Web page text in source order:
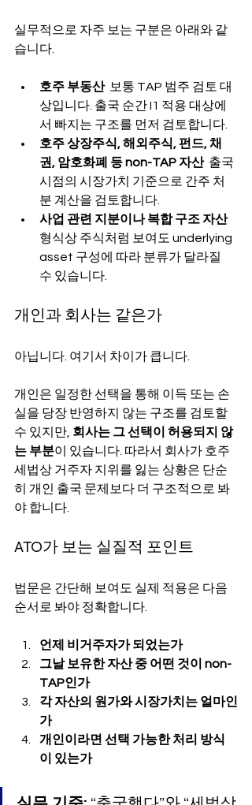
실무적으로 자주 보는 구분은 아래와 같
습니다.
호주 부동산
  보통 TAP 범주 검토 대
상입니다. 출국 순간 I1 적용 대상에
서 빠지는 구조를 먼저 검토합니다.
호주 상장주식, 해외주식, 펀드, 채
권, 암호화폐 등 non-TAP 자산
  출국
시점의 시장가치 기준으로 간주 처
분 계산을 검토합니다.
사업 관련 지분이나 복합 구조 자산
형식상 주식처럼 보여도 underlying
asset 구성에 따라 분류가 달라질
수 있습니다.
개인과 회사는 같은가
아닙니다. 여기서 차이가 큽니다.
개인은 일정한 선택을 통해 이득 또는 손
실을 당장 반영하지 않는 구조를 검토할
수 있지만, 회사는 그 선택이 허용되지 않
는 부분이 있습니다. 따라서 회사가 호주
세법상 거주자 지위를 잃는 상황은 단순
히 개인 출국 문제보다 더 구조적으로 봐
야 합니다.
ATO가 보는 실질적 포인트
법문은 간단해 보여도 실제 적용은 다음
순서로 봐야 정확합니다.
언제 비거주자가 되었는가
그날 보유한 자산 중 어떤 것이 non-
TAP인가
각 자산의 원가와 시장가치는 얼마인
가
개인이라면 선택 가능한 처리 방식
이 있는가